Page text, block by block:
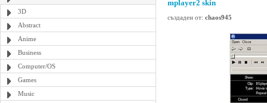
3D
Abstract
Anime
Business
Computer/OS
Games
Music
mplayer2 skin
създаден от: chaos945